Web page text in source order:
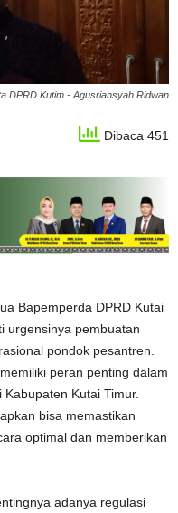
DPRD Kutim - Agusriansyah Ridwan
Dibaca 451
Bapemperda DPRD Kutai
urgensinya pembuatan
pondok pesantren.
peran penting dalam
Kutai Timur.
bisa memastikan
optimal dan memberikan
adanya regulasi